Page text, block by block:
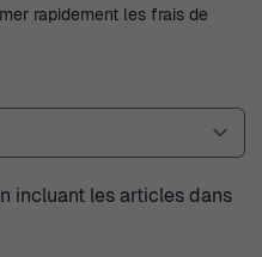
rapidement les frais de
incluant les articles dans